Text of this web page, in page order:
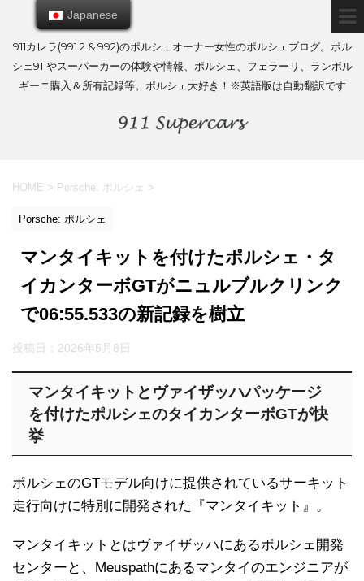
911カレラ(991.2 & 992)のポルシェオーナー女性のポルシェブログ。ポル
シェ911やスーパーカーの体験や情報、ポルシェ、フェラーリ、ランボル
ギーニ購入＆所有記録等。ポルシェ大好き！※英語版は自動翻訳です
HOME > Porsche: ポルシェ >
Porsche: ポルシェ
マンタイキットを付けたポルシェ・タ
イカンターボGTがニュルブルクリンク
で06:55.533の新記録を樹立
投稿日： 2026年5月8日
マンタイキットとヴァイザッハパッケージ
を付けたポルシェのタイカンターボGTが快
挙
ポルシェのGTモデル向けに提供されているサーキット
走行向けに特別に開発された『マンタイキット』。
マンタイキットとはヴァイザッハにあるポルシェ開発
センターと、Meuspathにあるマンタイのエンジニアが
Japanese
Japanese